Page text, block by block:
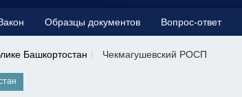
Образцы документов Вопрос-ответ
Башкортостан Чекмагушевский РОСП